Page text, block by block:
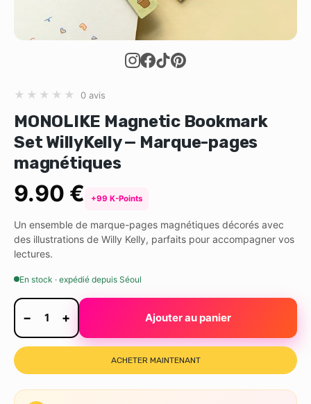
★ ★ ★ ★ ★ 0 avis
MONOLIKE Magnetic Bookmark
Set WillyKelly — Marque-pages
magnétiques
9.90 € +99 K-Points
Un ensemble de marque-pages magnétiques décorés avec
des illustrations de Willy Kelly, parfaits pour accompagner vos
lectures.
En stock · expédié depuis Séoul
− 1 + Ajouter au panier
ACHETER MAINTENANT